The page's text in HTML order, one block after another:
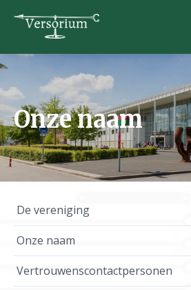
Onze naam
De vereniging
Onze naam
Vertrouwenscontactpersonen